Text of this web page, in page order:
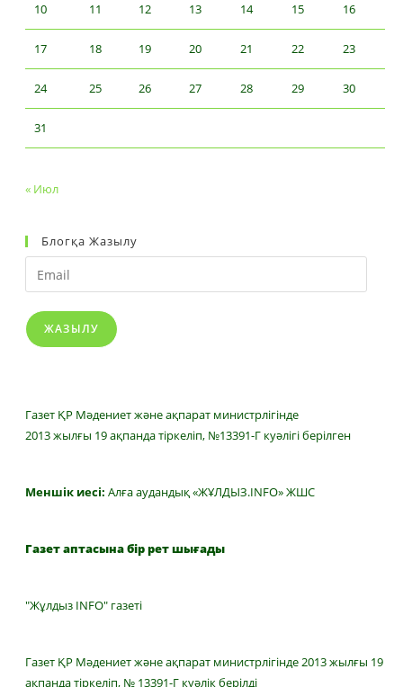
10 11 12 13 14 15 16
17 18 19 20 21 22 23
24 25 26 27 28 29 30
31
« Июл
Блогқа Жазылу
Email
ЖАЗЫЛУ
Газет ҚР Мәдениет және ақпарат министрлігінде
2013 жылғы 19 ақпанда тіркеліп, №13391-Г куәлігі берілген
Меншік иесі: Алға аудандық «ЖҰЛДЫЗ.INFO» ЖШС
Газет аптасына бір рет шығады
"Жұлдыз INFO" газеті
Газет ҚР Мәдениет және ақпарат министрлігінде 2013 жылғы 19
ақпанда тіркеліп, № 13391-Г куәлік берілді